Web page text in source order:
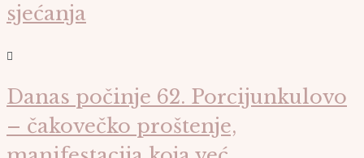
sjećanja
Danas počinje 62. Porcijunkulovo
– čakovečko proštenje,